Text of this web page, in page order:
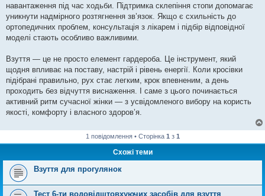
навантаження під час ходьби. Підтримка склепіння стопи допомагає
уникнути надмірного розтягнення зв’язок. Якщо є схильність до
ортопедичних проблем, консультація з лікарем і підбір відповідної
моделі стають особливо важливими.
Взуття — це не просто елемент гардероба. Це інструмент, який
щодня впливає на поставу, настрій і рівень енергії. Коли кросівки
підібрані правильно, рух стає легким, крок впевненим, а день
проходить без відчуття виснаження. І саме з цього починається
активний ритм сучасної жінки — з усвідомленого вибору на користь
якості, комфорту і власного здоров’я.
1 повідомлення • Сторінка 1 з 1
Схожі теми
Взуття для прогулянок
Тест 6-ти водовідштовхуючих засобів для взуття